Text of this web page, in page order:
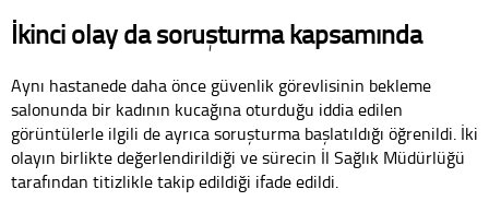
İkinci olay da soruşturma kapsamında
Aynı hastanede daha önce güvenlik görevlisinin bekleme
salonunda bir kadının kucağına oturduğu iddia edilen
görüntülerle ilgili de ayrıca soruşturma başlatıldığı öğrenildi. İki
olayın birlikte değerlendirildiği ve sürecin İl Sağlık Müdürlüğü
tarafından titizlikle takip edildiği ifade edildi.